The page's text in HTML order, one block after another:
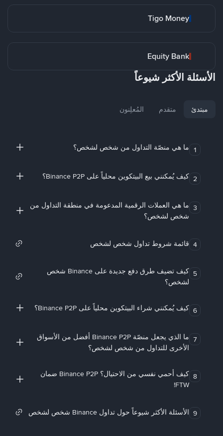
Tigo Money
Equity Bank
الأسئلة الأكثر شيوعاً
مبتدئ متقدم المُعلِنون
1 ما هي منصّة التداول من شخص لشخص؟
2 كيف يُمكنني بيع البيتكوين محلياً على Binance P2P؟
3 ما هي العملات الرقمية المدعومة في منطقة التداول من
شخص لشخص؟
4 قائمة شروط تداول شخص لشخص
5
كيف تضيف طرق دفع جديدة على Binance شخص
لشخص؟
6 كيف يُمكنني شراء البيتكوين محلياً على Binance P2P؟
7
ما الذي يجعل منصّة Binance P2P أفضل من الأسواق
الأخرى للتداول من شخص لشخص؟
8
كيف أحمي نفسي من الاحتيال؟ Binance P2P ضمان
FTW!
9 الأسئلة الأكثر شيوعاً حول تداول Binance شخص لشخص